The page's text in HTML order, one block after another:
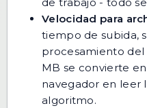
Velocidad para
tiempo de subida,
procesamiento del
MB se convierte
navegador en leer
algoritmo.